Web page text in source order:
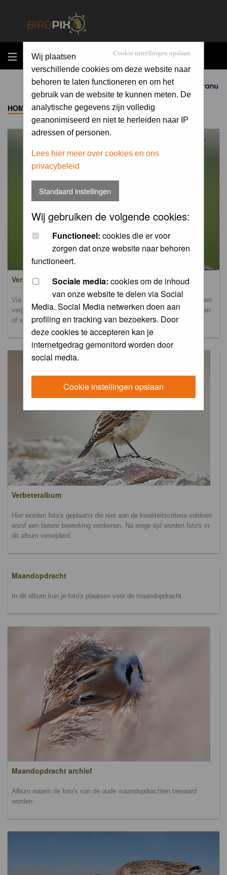
MENU
Sponsored by
Cookie instellingen opslaan
Wij plaatsen
verschillende cookies om deze website naar
behoren te laten functioneren en om het
gebruik van de website te kunnen meten. De
analytische gegevens zijn volledig
geanonimiseerd en niet te herleiden naar IP
adressen of personen.
Lees hier meer over cookies en ons
privacybeleid
Standaard instellingen
Wij gebruiken de volgende cookies:
Functioneel: cookies die er voor
zorgen dat onze website naar behoren
functioneert.
Sociale media: cookies om de inhoud
van onze website te delen via Social
Media. Social Media netwerken doen aan
profiling en tracking van bezoekers. Door
deze cookies te accepteren kan je
internetgedrag gemonitord worden door
social media.
Cookie instellingen opslaan
HOME ->ALBUM
Verzamel- en uploadalbum
Via dit album kun je foto's uploaden. Onderscheidende foto's worden
verplaatst naar de database-albums. Andere foto's blijven hier staan
of worden verplaatst naar het verbeteralbum.
Verbeteralbum
Hier worden foto's geplaatst die niet aan de kwaliteitscriteria voldoen
en/of een betere bewerking verdienen. Na enige tijd worden foto's in
dit album verwijderd.
Maandopdracht
In dit album kun je foto's plaatsen voor de maandopdracht.
Maandopdracht archief
Album waarin de foto's van de oude maandopdrachten bewaard
worden.